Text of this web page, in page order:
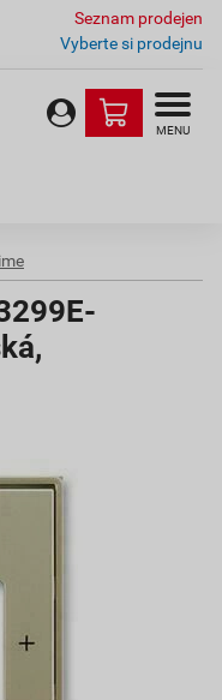
Seznam prodejen
Vyberte si prodejnu
MENU